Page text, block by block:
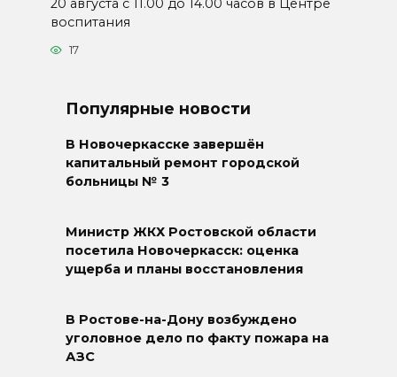
20 августа с 11.00 до 14.00 часов в Центре
воспитания
17
Популярные новости
В Новочеркасске завершён
капитальный ремонт городской
больницы № 3
Министр ЖКХ Ростовской области
посетила Новочеркасск: оценка
ущерба и планы восстановления
В Ростове-на-Дону возбуждено
уголовное дело по факту пожара на
АЗС